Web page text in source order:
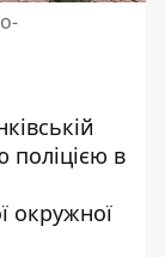
поліцією в
окружної